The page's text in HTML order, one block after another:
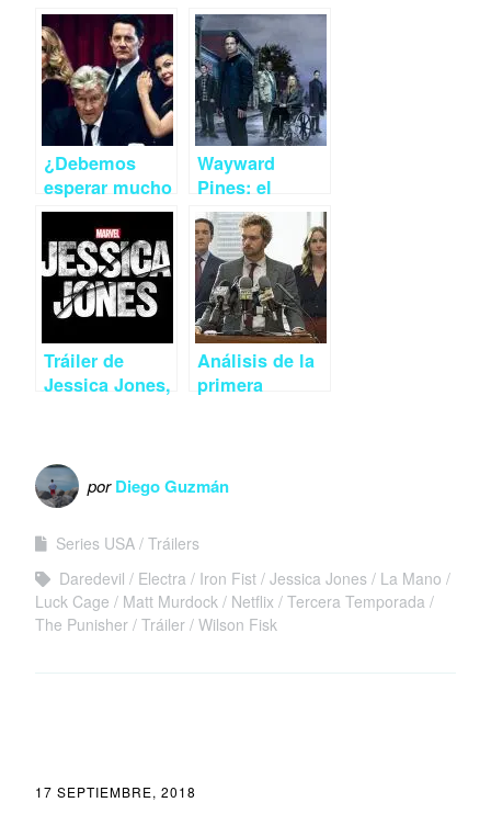
¿Debemos
esperar mucho
del regreso de
‘Twin Peaks?
Wayward
Pines: el
regreso
innecesario de
una serie muy
adictiva
Tráiler de
Jessica Jones,
Análisis de la
primera
segunda
porDiego Guzmán
Series USA Tráilers
Daredevil
Electra Iron Fist Jessica Jones
La Mano
Luck Cage
Matt Murdock Netflix
Tercera Temporada
The Punisher Tráiler Wilson Fisk
17 SEPTIEMBRE, 2018